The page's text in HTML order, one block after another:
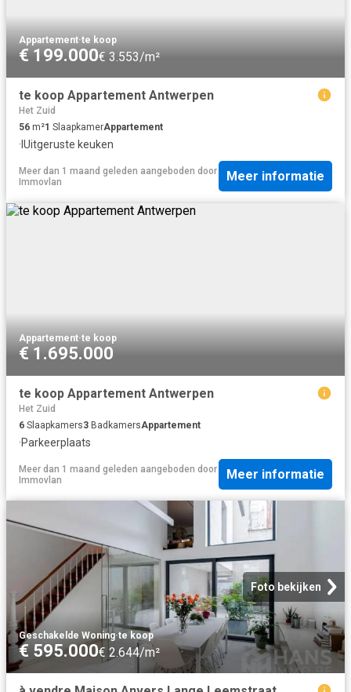
Appartement·te koop
€ 199.000€ 3.553/m²
te koop Appartement Antwerpen
Het Zuid
56 m²1 SlaapkamerAppartement
· IUitgeruste keuken
Meer dan 1 maand geleden aangeboden door
Immovlan
Meer informatie
Appartement·te koop
€ 1.695.000
te koop Appartement Antwerpen
Het Zuid
6 Slaapkamers3 BadkamersAppartement
·Parkeerplaats
Meer dan 1 maand geleden aangeboden door
Immovlan
Meer informatie
Foto bekijken
Geschakelde Woning·te koop
€ 595.000€ 2.644/m²